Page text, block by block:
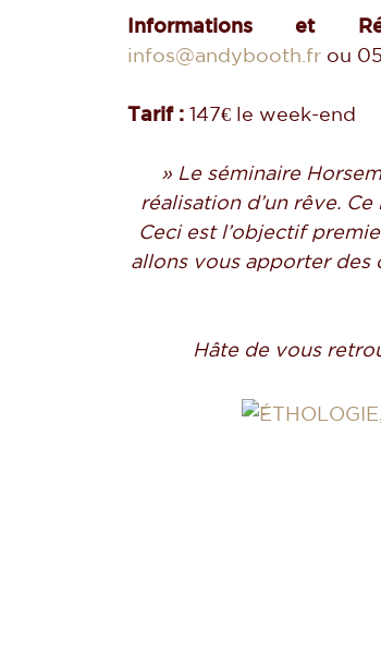
Informations et
infos@andybooth.fr ou
Tarif : 147€ le week-end
» Le séminaire
réalisation d’un rêve.
Ceci est l’objectif
allons vous apporter des
Hâte de vous